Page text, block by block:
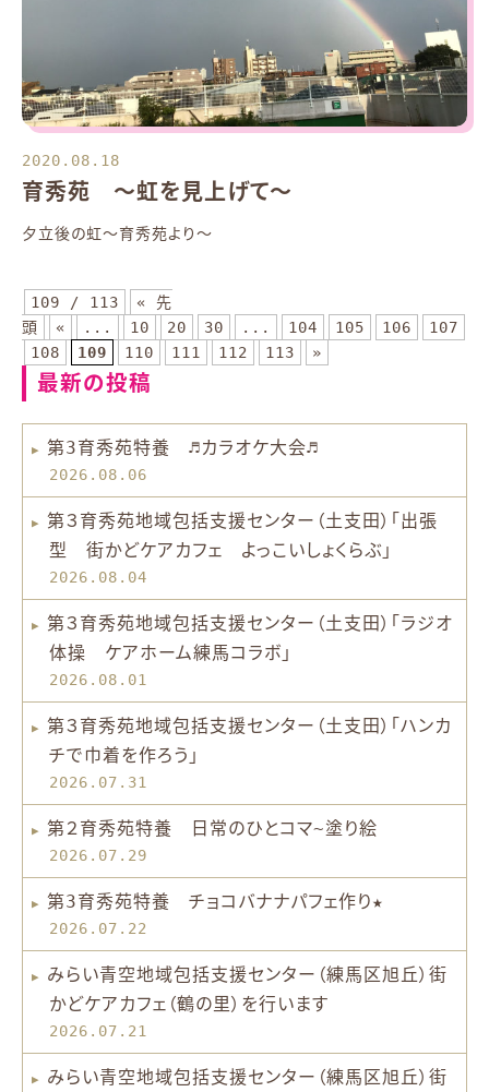
2020.08.18
育秀苑 ～虹を見上げて～
夕立後の虹～育秀苑より～
109 / 113
« 先
頭
« ... 10 20 30 ... 104 105 106
107
108
109 110 111 112 113 »
最新の投稿
第3育秀苑特養 ♬カラオケ大会♬
2026.08.06
第３育秀苑地域包括支援センター（土支田）「出張
型 街かどケアカフェ よっこいしょくらぶ」
2026.08.04
第３育秀苑地域包括支援センター（土支田）「ラジオ
体操 ケアホーム練馬コラボ」
2026.08.01
第３育秀苑地域包括支援センター（土支田）「ハンカ
チで巾着を作ろう」
2026.07.31
第２育秀苑特養 日常のひとコマ~塗り絵
2026.07.29
第3育秀苑特養 チョコバナナパフェ作り★
2026.07.22
みらい青空地域包括支援センター（練馬区旭丘）街
かどケアカフェ（鶴の里）を行います
2026.07.21
みらい青空地域包括支援センター（練馬区旭丘）街